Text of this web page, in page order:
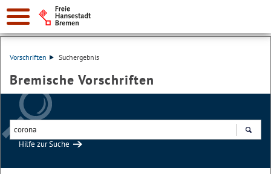
Vorschriften Suchergebnis
Bremische Vorschriften
Hilfe zur Suche